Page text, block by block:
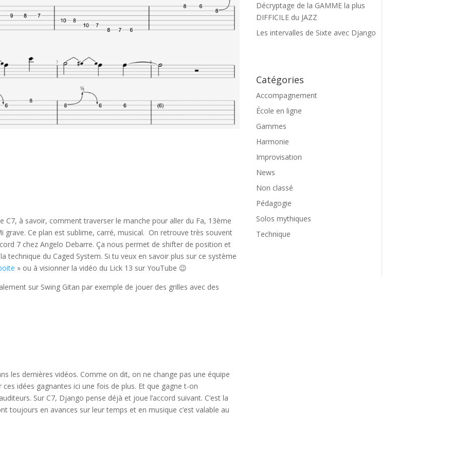
C7, à savoir, comment traverser le manche pour aller du Fa, 13ème
grave. Ce plan est sublime, carré, musical. On retrouve très souvent
7 chez Angelo Debarre. Ça nous permet de shifter de position et
technique du Caged System. Si tu veux en savoir plus sur ce système
» ou à visionner la vidéo du Lick 13 sur YouTube 😉
sur Swing Gitan par exemple de jouer des grilles avec des
les dernières vidéos. Comme on dit, on ne change pas une équipe
idées gagnantes ici une fois de plus. Et que gagne t-on
Sur C7, Django pense déjà et joue l’accord suivant. C’est la
toujours en avances sur leur temps et en musique c’est valable au
Décryptage de la GAMME la plus
DIFFICILE du JAZZ
Les intervalles de Sixte avec Django
Catégories
Accompagnement
École en ligne
Gammes
Harmonie
Improvisation
News
Non classé
Pédagogie
Solos mythiques
Technique